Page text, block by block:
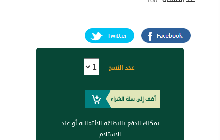
عدد النسخ
أضف إلى سلة الشراء
يمكنك الدفع بالبطاقة الائتمانية أو عند
الاستلام